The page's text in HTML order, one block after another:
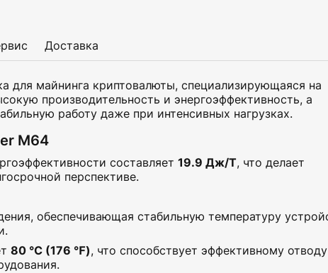
Доставка
для майнинга криптовалюты, специализирующаяся на
производительность и энергоэффективность, а
работу даже при интенсивных нагрузках.
M64
составляет 19.9 Дж/Т, что делает
перспективе.
обеспечивающая стабильную температуру
80 ℃ (176 ℉), что способствует эффективному отводу